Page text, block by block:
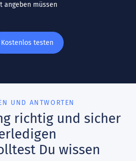
angeben müssen
Kostenlos testen
UND ANTWORTEN
richtig und sicher
Du wissen